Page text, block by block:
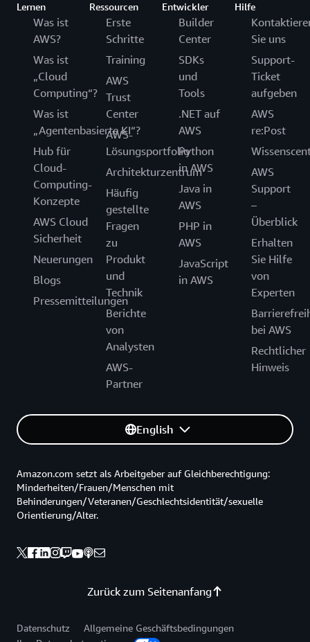
Lernen
Was ist
AWS?
Was ist
„Cloud
Computing“?
Was ist
„Agentenbasierte KI“?
Hub für
Cloud-
Computing-
Konzepte
AWS Cloud
Sicherheit
Neuerungen
Blogs
Pressemitteilungen
Ressourcen
Erste
Schritte
Training
AWS
Trust
Center
AWS-
Lösungsportfolio
Architekturzentrum
Häufig
gestellte
Fragen
zu
Produkt
und
Technik
Berichte
von
Analysten
AWS-
Partner
Entwickler
Builder
Center
SDKs
und
Tools
.NET auf
AWS
Python
in AWS
Java in
AWS
PHP in
AWS
JavaScript
in AWS
Hilfe
Sie uns
Support-
Ticket
aufgeben
AWS
re:Post
AWS
Support
–
Überblick
Erhalten
Sie Hilfe
von
Experten
bei AWS
Rechtlicher
Hinweis
English
Zurück zum Seitenanfang
Amazon.com setzt als Arbeitgeber auf Gleichberechtigung:
Minderheiten/Frauen/Menschen mit
Behinderungen/Veteranen/Geschlechtsidentität/sexuelle
Orientierung/Alter.
Datenschutz
Allgemeine Geschäftsbedingungen